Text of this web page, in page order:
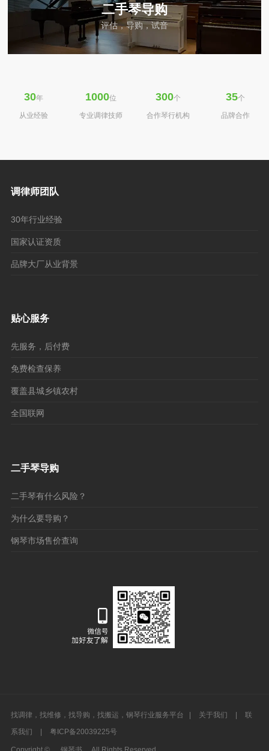
二手琴导购
评估，导购，试音
30年
从业经验
1000位
专业调律技师
300个
合作琴行机构
35个
品牌合作
调律师团队
30年行业经验
国家认证资质
品牌大厂从业背景
贴心服务
先服务，后付费
免费检查保养
覆盖县城乡镇农村
全国联网
二手琴导购
二手琴有什么风险？
为什么要导购？
钢琴市场售价查询
找调律，找维修，找导购，找搬运，钢琴行业服务平台 | 关于我们
联
系我们
粤ICP备20039225号